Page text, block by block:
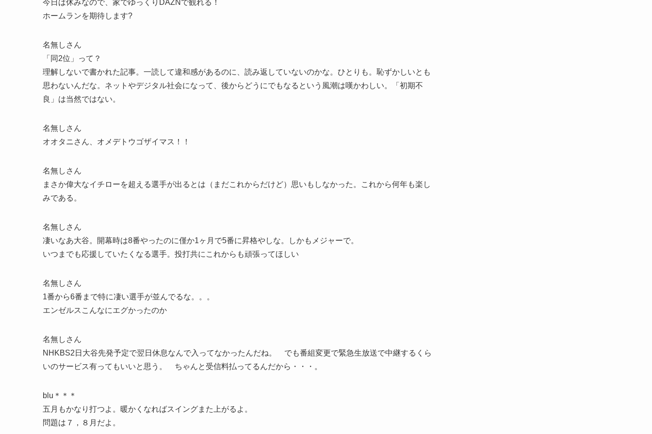
今日は休みなので、家でゆっくりDAZNで観れる！
ホームランを期待します?
名無しさん
「同2位」って？
理解しないで書かれた記事。一読して違和感があるのに、読み返していないのかな。ひとりも。恥ずかしいとも
思わないんだな。ネットやデジタル社会になって、後からどうにでもなるという風潮は嘆かわしい。「初期不
良」は当然ではない。
名無しさん
オオタニさん、オメデトウゴザイマス！！
名無しさん
まさか偉大なイチローを超える選手が出るとは（まだこれからだけど）思いもしなかった。これから何年も楽し
みである。
名無しさん
凄いなあ大谷。開幕時は8番やったのに僅か1ヶ月で5番に昇格やしな。しかもメジャーで。
いつまでも応援していたくなる選手。投打共にこれからも頑張ってほしい
名無しさん
1番から6番まで特に凄い選手が並んでるな。。。
エンゼルスこんなにエグかったのか
名無しさん
NHKBS2日大谷先発予定で翌日休息なんで入ってなかったんだね。 でも番組変更で緊急生放送で中継するくら
いのサービス有ってもいいと思う。 ちゃんと受信料払ってるんだから・・・。
blu＊＊＊
五月もかなり打つよ。暖かくなればスイングまた上がるよ。
問題は７，８月だよ。